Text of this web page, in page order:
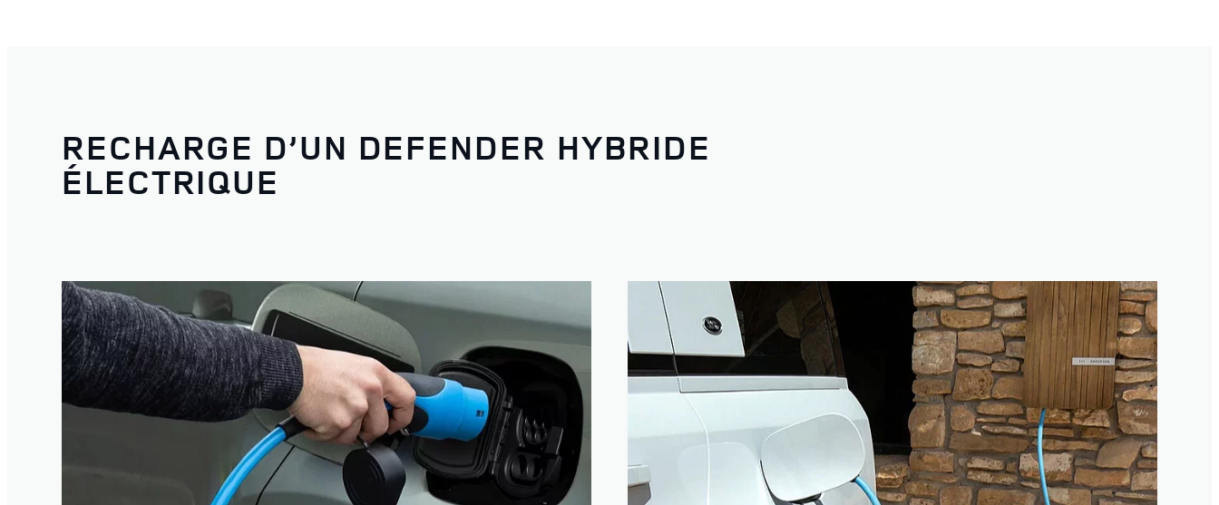
RECHARGE D’UN DEFENDER HYBRIDE
ÉLECTRIQUE